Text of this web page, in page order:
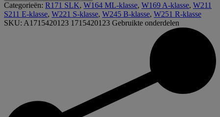
Categorieën: R171 SLK, W164 ML-klasse, W169 A-klasse, W211
S211 E-klasse, W221 S-klasse, W245 B-klasse, W251 R-klasse
SKU: A1715420123 1715420123 Gebruikte onderdelen